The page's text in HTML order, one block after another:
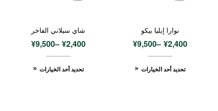
نوارا إيليا بيكو
¥2,400
–
¥9,500
تحديد أحد الخيارات
شاي سيلاني الفاخر
¥2,400
–
¥9,500
تحديد أحد الخيارات